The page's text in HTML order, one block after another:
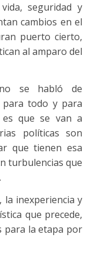
seguridad y
cambios en el
puerto cierto,
al amparo del
se habló de
para todo y para
que se van a
políticas son
que tienen esa
turbulencias que
la inexperiencia y
que precede,
para la etapa por